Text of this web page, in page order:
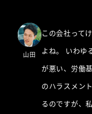
山田
この会社って
よね。 いわゆ
が悪い、労働
のハラスメン
るのですが、